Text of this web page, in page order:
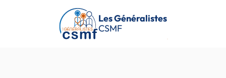
Passer au contenu principal
Les Généralistes
CSMF